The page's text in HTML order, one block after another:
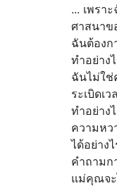
... เพรา
ศาสนาข
ฉันต้องก
ทำอย่าง
ฉันไม่ใช่
ระเบิดเ
ทำอย่าง
ความห
ได้อย่าง
คำถามก
แม่คุณจะ